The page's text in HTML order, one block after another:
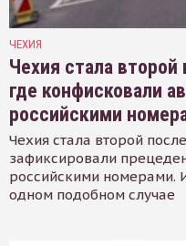
ЧЕХИЯ
Чехия стала второй
где конфисковали
российскими
Чехия стала второй
зафиксировали
российскими номерами.
одном подобном случае